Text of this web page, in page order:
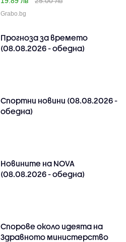
Grabo.bg
Прогноза за времето
(08.08.2026 - обедна)
Спортни новини (08.08.2026 -
обедна)
Новините на NOVA
(08.08.2026 - обедна)
Спорове около идеята на
Здравното министерство